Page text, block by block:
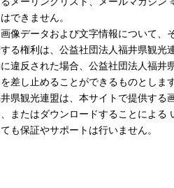
できません。
像データおよび文字情報について、
る権利は、公益社団法人福井県観光
違反された場合、公益社団法人福井
差し止めることができるものとしま
県観光連盟は、本サイトで提供する
またはダウンロードすることによる
も保証やサポートは行いません。